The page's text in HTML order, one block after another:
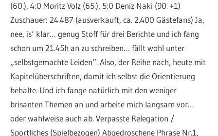
(60.), 4:0 Moritz Volz (65.), 5:0 Deniz Naki (90. +1)
Zuschauer: 24.487 (ausverkauft, ca. 2.400 Gästefans) Ja,
nee, is‘ klar… genug Stoff für drei Berichte und ich fang
schon um 21.45h an zu schreiben… fällt wohl unter
„selbstgemachte Leiden“. Also, der Reihe nach, heute mit
Kapitelüberschriften, damit ich selbst die Orientierung
behalte. Und ich fange natürlich mit den weniger
brisanten Themen an und arbeite mich langsam vor…
oder wahlweise auch ab. Verpasste Relegation /
Sportliches (Spielbezogen) Abgedroschene Phrase Nr.1,